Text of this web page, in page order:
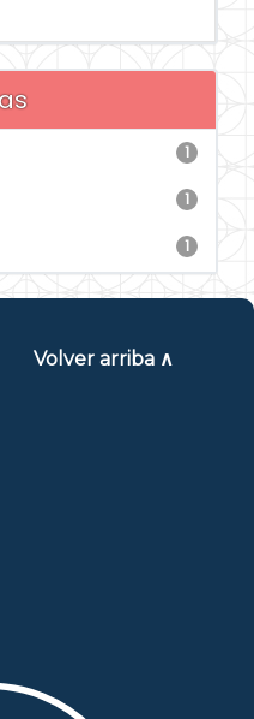
1
1
1
Volver arriba ∧